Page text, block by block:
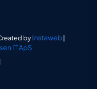
byInstaweb
IT ApS